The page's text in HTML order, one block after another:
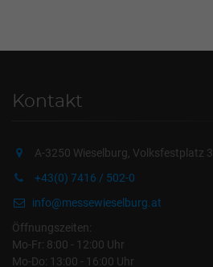
Kontakt
A-3250 Wieselburg, Volksfestplatz 3
+43(0) 7416 / 502-0
info@messewieselburg.at
Öffnungszeiten:
Mo-Fr: 8:00 - 12:00 Uhr
Mo-Do: 13:00 - 16:00 Uhr